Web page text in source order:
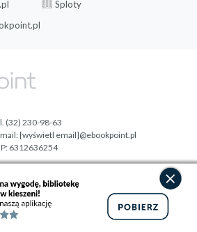
Sploty
(32) 230-98-63
[wyświetl email]@ebookpoint.pl
6312636254
241989027
wersja strony »